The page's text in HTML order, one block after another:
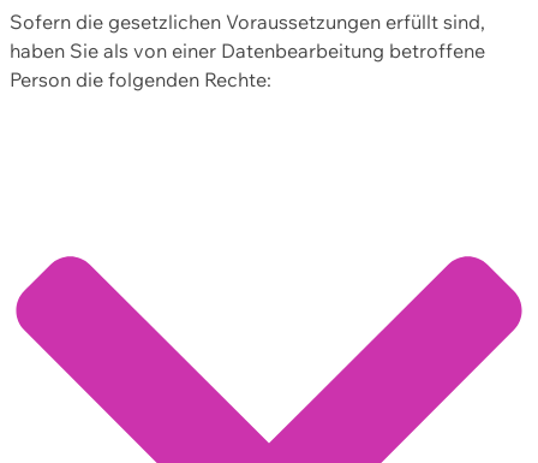
Sofern die gesetzlichen Voraussetzungen erfüllt sind,
haben Sie als von einer Datenbearbeitung betroffene
Person die folgenden Rechte: